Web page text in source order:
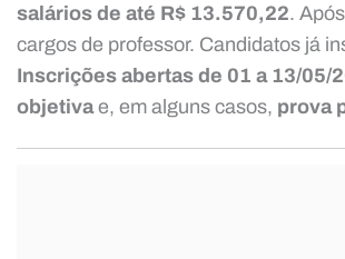
salários de até R$ 13.570,22.
cargos de professor. Candidatos já
Inscrições abertas de 01 a 13/05/
objetivae, em alguns casos, prova